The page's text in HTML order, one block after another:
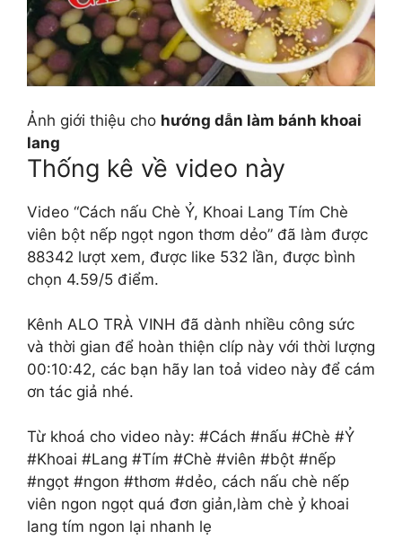
Ảnh giới thiệu cho hướng dẫn làm bánh khoai
lang
Thống kê về video này
Video “Cách nấu Chè Ỷ, Khoai Lang Tím Chè
viên bột nếp ngọt ngon thơm dẻo” đã làm được
88342 lượt xem, được like 532 lần, được bình
chọn 4.59/5 điểm.
Kênh ALO TRÀ VINH đã dành nhiều công sức
và thời gian để hoàn thiện clíp này với thời lượng
00:10:42, các bạn hãy lan toả video này để cám
ơn tác giả nhé.
Từ khoá cho video này: #Cách #nấu #Chè #Ỷ
#Khoai #Lang #Tím #Chè #viên #bột #nếp
#ngọt #ngon #thơm #dẻo, cách nấu chè nếp
viên ngon ngọt quá đơn giản,làm chè ỷ khoai
lang tím ngon lại nhanh lẹ